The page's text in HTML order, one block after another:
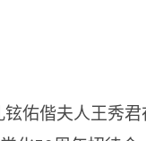
佑偕夫人王秀